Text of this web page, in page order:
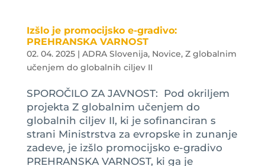
Izšlo je promocijsko e-gradivo:
PREHRANSKA VARNOST
02. 04. 2025| ADRA Slovenija, Novice, Z globalnim
učenjem do globalnih ciljev II
SPOROČILO ZA JAVNOST: Pod okriljem
projekta Z globalnim učenjem do
globalnih ciljev II, ki je sofinanciran s
strani Ministrstva za evropske in zunanje
zadeve, je izšlo promocijsko e-gradivo
PREHRANSKA VARNOST, ki ga je